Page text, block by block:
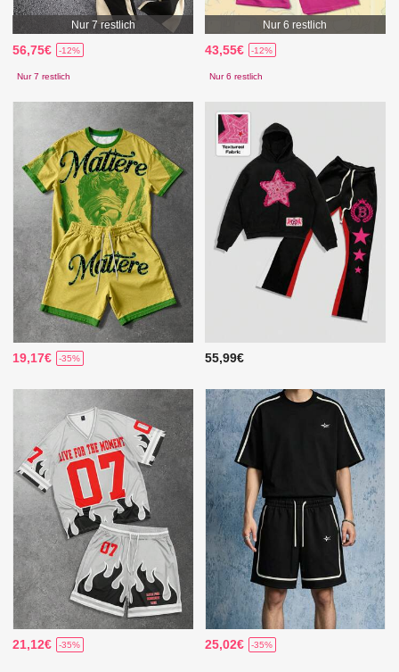
Nur 7 restlich
56,75€ -12%
Nur 7 restlich
Nur 6 restlich
43,55€ -12%
Nur 6 restlich
19,17€ -35% 55,99€
21,12€ -35% 25,02€ -35%